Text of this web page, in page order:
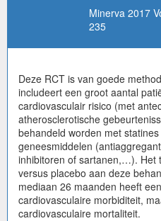
Minerva 2017
235
Deze RCT is van goede
includeert een groot aantal
cardiovasculair risico (met
atherosclerotische
behandeld worden met
geneesmiddelen
inhibitoren of sartanen,…). Het
versus placebo aan deze
mediaan 26 maanden heeft
cardiovasculaire morbiditeit,
cardiovasculaire mortaliteit.